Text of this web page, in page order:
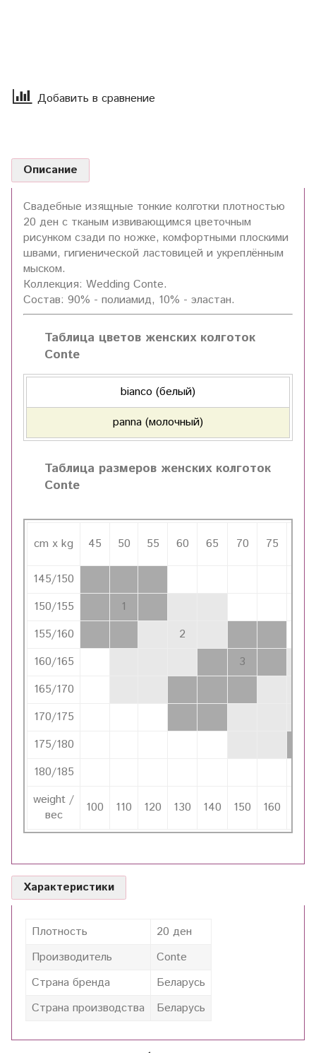
Добавить в сравнение
Описание
Свадебные изящные тонкие колготки плотностью
20 ден с тканым извивающимся цветочным
рисунком сзади по ножке, комфортными плоскими
швами, гигиенической ластовицей и укреплённым
мыском.
Коллекция: Wedding Conte.
Состав: 90% - полиамид, 10% - эластан.
Таблица цветов женских колготок
Conte
bianco (белый)
panna (молочный)
Таблица размеров женских колготок
Conte
cm x kg 45 50 55 60 65 70 75
145/150
150/155
1
155/160
2
160/165
3
165/170
170/175
175/180
180/185
weight /
вес
100 110 120 130 140 150 160
Характеристики
Плотность
20 ден
Производитель
Conte
Страна бренда
Беларусь
Страна производства
Беларусь